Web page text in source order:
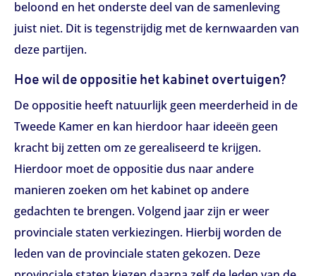
beloond en het onderste deel van de samenleving
juist niet. Dit is tegenstrijdig met de kernwaarden van
deze partijen.
Hoe wil de oppositie het kabinet overtuigen?
De oppositie heeft natuurlijk geen meerderheid in de
Tweede Kamer en kan hierdoor haar ideeën geen
kracht bij zetten om ze gerealiseerd te krijgen.
Hierdoor moet de oppositie dus naar andere
manieren zoeken om het kabinet op andere
gedachten te brengen. Volgend jaar zijn er weer
provinciale staten verkiezingen. Hierbij worden de
leden van de provinciale staten gekozen. Deze